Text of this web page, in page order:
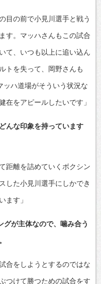
目の前で小見川選手と戦う
す。マッハさんもこの試合
て、いつも以上に追い込ん
トを失って、岡野さんも
ハ道場がそういう状況な
在をアピールしたいです」
んな印象を持っています
距離を詰めていくボクシン
した小見川選手にしかでき
ます」
が主体なので、噛み合う
合をしようとするのではな
つけて勝つための試合をす